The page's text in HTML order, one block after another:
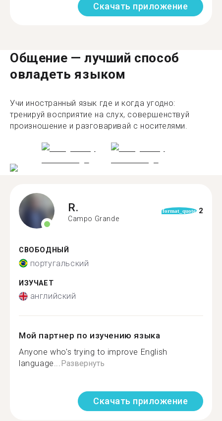
Скачать приложение
Общение — лучший способ
овладеть языком
Учи иностранный язык где и когда угодно:
тренируй восприятие на слух, совершенствуй
произношение и разговаривай с носителями.
R.
Campo Grande
format_quote 2
СВОБОДНЫЙ
португальский
ИЗУЧАЕТ
английский
Мой партнер по изучению языка
Anyone who's trying to improve English
language...Развернуть
Скачать приложение